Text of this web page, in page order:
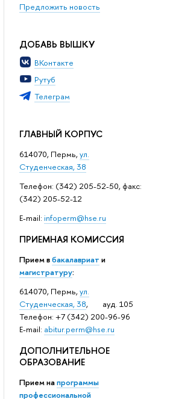
Предложить новость
ДОБАВЬ ВЫШКУ
ВКонтакте
Рутуб
Телеграм
ГЛАВНЫЙ КОРПУС
614070, Пермь,ул.
Студенческая, 38
Телефон: (342) 205-52-50, факс:
(342) 205-52-12
Е-mail: infoperm@hse.ru
ПРИЕМНАЯ КОМИССИЯ
Прием вбакалавриат и
магистратуру:
614070, Пермь,ул.
Студенческая, 38, ауд. 105
Телефон: +7 (342) 200-96-96
E-mail: abitur.perm@hse.ru
ДОПОЛНИТЕЛЬНОЕ
ОБРАЗОВАНИЕ
Прием напрограммы
профессиональной